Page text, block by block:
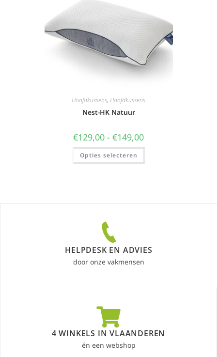
Hoofdkussens, Hoofdkussens
Nest-HK Natuur
€129,00 - €149,00
Opties selecteren
HELPDESK EN ADVIES
door onze vakmensen
4 WINKELS IN VLAANDEREN
én een webshop